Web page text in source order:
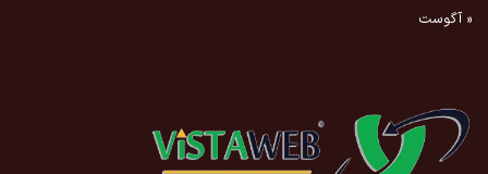
« آگوست